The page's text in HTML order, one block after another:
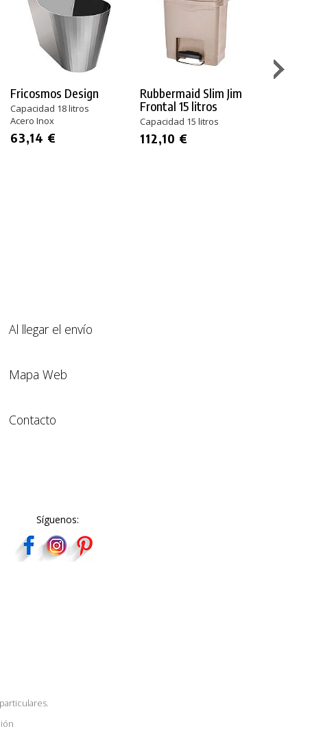
Fricosmos Design
Capacidad 18 litros
Acero Inox
63,14 €
Rubbermaid Slim Jim
Frontal 15 litros
Capacidad 15 litros
112,10 €
Al llegar el envío
Mapa Web
Contacto
Síguenos: